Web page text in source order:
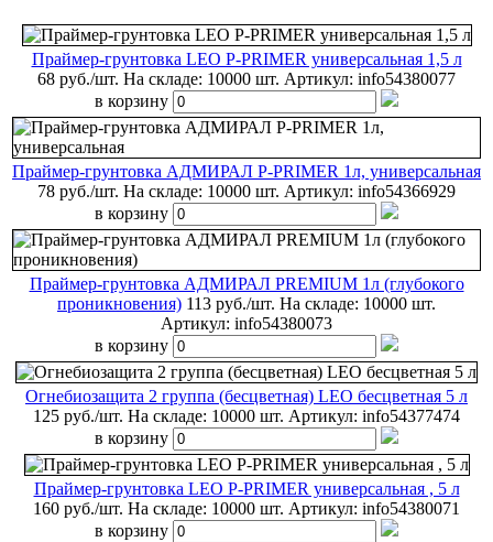
Праймер-грунтовка LEO P-PRIMER универсальная 1,5 л
68 руб./шт. На складе: 10000 шт. Артикул: info54380077
в корзину
Праймер-грунтовка АДМИРАЛ P-PRIMER 1л, универсальная
78 руб./шт. На складе: 10000 шт. Артикул: info54366929
в корзину
Праймер-грунтовка АДМИРАЛ PREMIUM 1л (глубокого
проникновения) 113 руб./шт. На складе: 10000 шт.
Артикул: info54380073
в корзину
Огнебиозащита 2 группа (бесцветная) LEO бесцветная 5 л
125 руб./шт. На складе: 10000 шт. Артикул: info54377474
в корзину
Праймер-грунтовка LEO P-PRIMER универсальная , 5 л
160 руб./шт. На складе: 10000 шт. Артикул: info54380071
в корзину